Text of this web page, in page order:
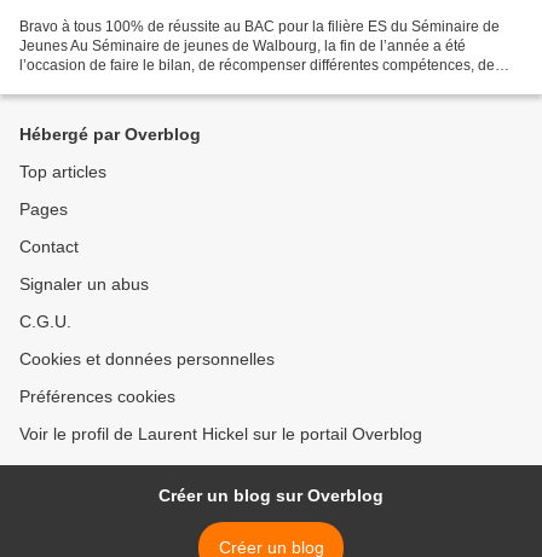
Bravo à tous 100% de réussite au BAC pour la filière ES du Séminaire de
Jeunes Au Séminaire de jeunes de Walbourg, la fin de l’année a été
l’occasion de faire le bilan, de récompenser différentes compétences, de
Hébergé par Overblog
Top articles
Pages
Contact
Signaler un abus
C.G.U.
Cookies et données personnelles
Préférences cookies
Voir le profil de Laurent Hickel sur le portail Overblog
Créer un blog sur Overblog
Créer un blog